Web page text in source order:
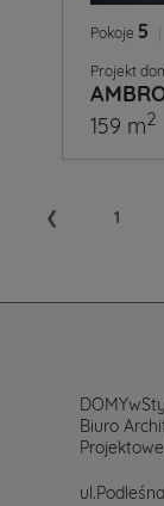
Pokoje 5
Projekt
159 m2
❮ 1
Biuro